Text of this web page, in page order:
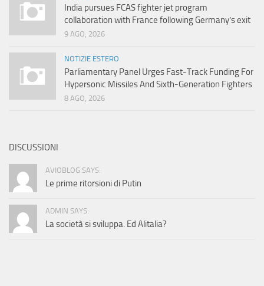
India pursues FCAS fighter jet program
collaboration with France following Germany’s exit
9 AGO, 2026
NOTIZIE ESTERO
Parliamentary Panel Urges Fast-Track Funding For
Hypersonic Missiles And Sixth-Generation Fighters
8 AGO, 2026
DISCUSSIONI
AVIOBLOG SAYS:
Le prime ritorsioni di Putin
ADMIN SAYS:
La società si sviluppa. Ed Alitalia?